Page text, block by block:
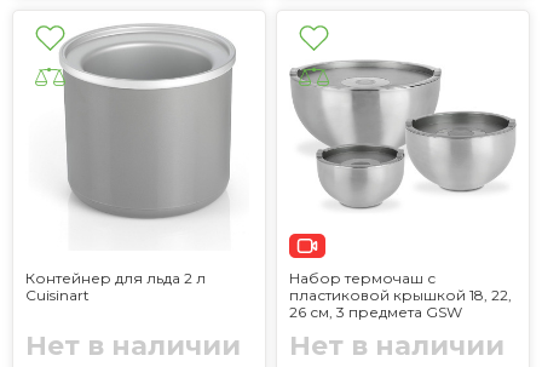
Контейнер для льда 2 л
Cuisinart
Нет в наличии
Набор термочаш с
пластиковой крышкой 18, 22,
26 см, 3 предмета GSW
Нет в наличии